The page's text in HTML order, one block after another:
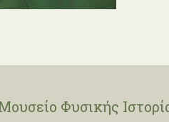
Φυσικής